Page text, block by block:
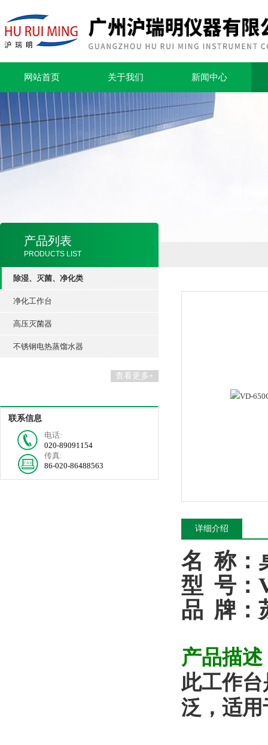
网站首页 关于我们 新闻中心
产品列表
PRODUCTS LIST
除湿、灭菌、净化类
净化工作台
高压灭菌器
不锈钢电热蒸馏水器
查看更多+
联系信息
电话:
020-89091154
传真:
86-020-86488563
详细介绍
名 称：
型 号：
品 牌：
产品描述
此工作
泛，适